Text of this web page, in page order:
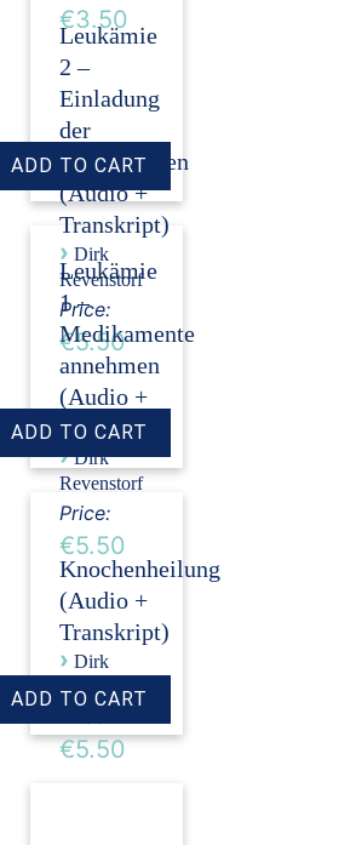
€3.50
Leukämie
2 –
Einladung
der
Stammzellen
(Audio +
Transkript)
› Dirk
Revenstorf
Price:
€5.50
Leukämie
1 –
Medikamente
annehmen
(Audio +
Transkript)
› Dirk
Revenstorf
Price:
€5.50
Knochenheilung
(Audio +
Transkript)
› Dirk
Revenstorf
€5.50